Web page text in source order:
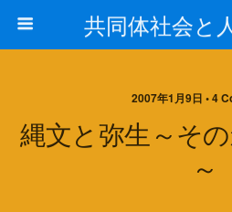
共同体社会と
2007年1月9日 • 4
縄文と弥生～そ
～